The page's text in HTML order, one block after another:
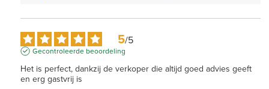
5/5
Gecontroleerde beoordeling
Het is perfect, dankzij de verkoper die altijd goed advies geeft
en erg gastvrij is